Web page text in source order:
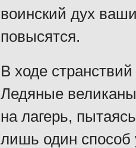
воинский дух
повысятся.
В ходе
Ледяные
на лагерь,
лишь один способ